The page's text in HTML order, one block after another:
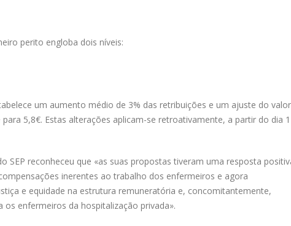
perito engloba dois níveis:
um aumento médio de 3% das retribuições e um ajuste do valor
5,8€. Estas alterações aplicam-se retroativamente, a partir do dia 1
SEP reconheceu que «as suas propostas tiveram uma resposta
inerentes ao trabalho dos enfermeiros e agora
e equidade na estrutura remuneratória e, concomitantemente,
enfermeiros da hospitalização privada».